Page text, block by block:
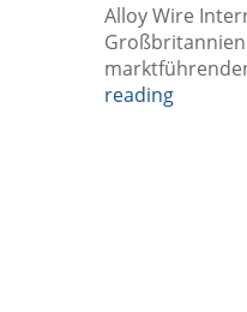
Alloy Wire
reading